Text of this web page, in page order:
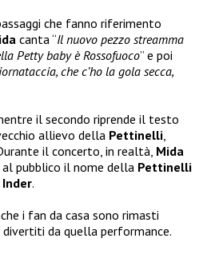
che fanno riferimento
canta “Il nuovo pezzo streamma
Petty baby è Rossofuoco” e poi
che c’ho la gola secca,
il secondo riprende il testo
allievo della Pettinelli
il concerto, in realtà, Mida
pubblico il nome della Pettinelli
Inder.
i fan da casa sono rimasti
da quella performance.